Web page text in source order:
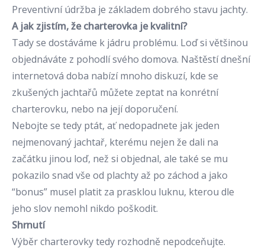
Preventivní údržba je základem dobrého stavu jachty.
A jak zjistím, že charterovka je kvalitní?
Tady se dostáváme k jádru problému. Loď si většinou
objednáváte z pohodlí svého domova. Naštěstí dnešní
internetová doba nabízí mnoho diskuzí, kde se
zkušených jachtařů můžete zeptat na konrétní
charterovku, nebo na její doporučení.
Nebojte se tedy ptát, ať nedopadnete jak jeden
nejmenovaný jachtař, kterému nejen že dali na
začátku jinou loď, než si objednal, ale také se mu
pokazilo snad vše od plachty až po záchod a jako
“bonus” musel platit za prasklou luknu, kterou dle
jeho slov nemohl nikdo poškodit.
Shrnutí
Výběr charterovky tedy rozhodně nepodceňujte.